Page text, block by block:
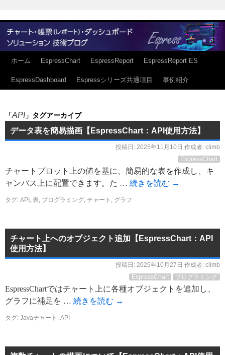
ホーム EspressChart EspressReport EspressReport ES
EspressDashboard Espressシリーズ共通項目 事例紹介
「API 」タグアーカイブ
データ表を簡易描画【EspressChart：API使用方法】
投稿日: 2025年11月10日 作成者: climb
EspressChart
チャートプロット上の値を基に、簡易的な表を作成し、キ
ャンバス上に配置できます。た … 続きを読む →
タグ: API , 表, プログラミング, チャート , グラフ
チャート上へのオブジェクト追加【EspressChart：API
使用方法】
投稿日: 2025年10月27日 作成者: climb
EspressChart
プログラミング
EspressChartではチャート上に各種オブジェクトを追加し、
グラフに補足を … 続きを読む →
タグ: Javaチャート , API